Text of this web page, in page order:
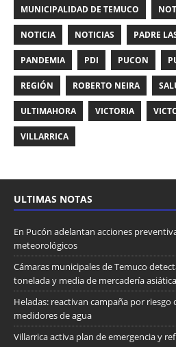
MUNICIPALIDAD DE TEMUCO
NOTICIA NOTICIAS PADRE
PANDEMIA PDI PUCON
REGIÓN ROBERTO NEIRA
ULTIMAHORA VICTORIA
VILLARRICA
ULTIMAS NOTAS
En Pucón adelantan acciones
meteorológicos
Cámaras municipales de Temuco
tonelada y media de mercadería
Heladas: reactivan campaña por
medidores de agua
Villarrica activa plan de emergencia y